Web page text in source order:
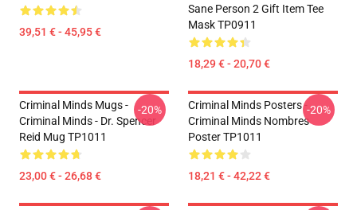
39,51 € - 45,95 €
Sane Person 2 Gift Item Tee
Mask TP0911
18,29 € - 20,70 €
Criminal Minds Mugs -
Criminal Minds - Dr. Spencer
Reid Mug TP1011
23,00 € - 26,68 €
-20%
Criminal Minds Posters -
Criminal Minds Nombres
Poster TP1011
18,21 € - 42,22 €
-20%